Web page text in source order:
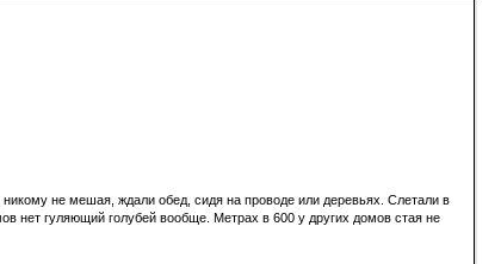
не мешая, ждали обед, сидя на проводе или деревьях. Слетали в
нет гуляющий голубей вообще. Метрах в 600 у других домов стая не